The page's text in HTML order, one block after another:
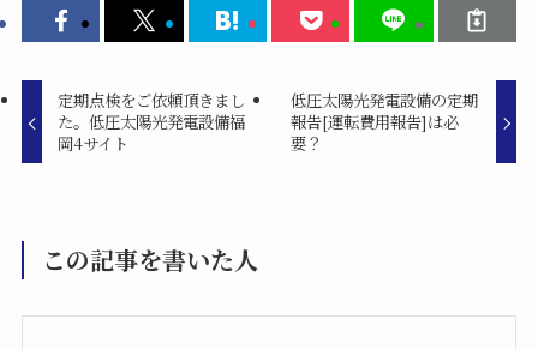
定期点検をご依頼頂きまし
た。低圧太陽光発電設備福
岡4サイト
低圧太陽光発電設備の定期
報告[運転費用報告]は必
要？
この記事を書いた人